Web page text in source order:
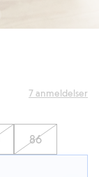
7anmeldelser
86